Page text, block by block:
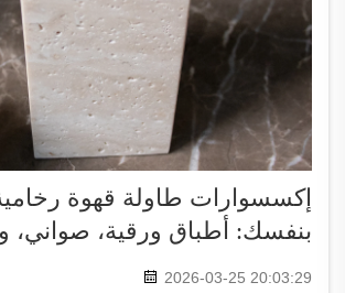
إكسسوارات طاولة قهوة رخامية
بنفسك: أطباق ورقية، صواني،
2026-03-25 20:03:29